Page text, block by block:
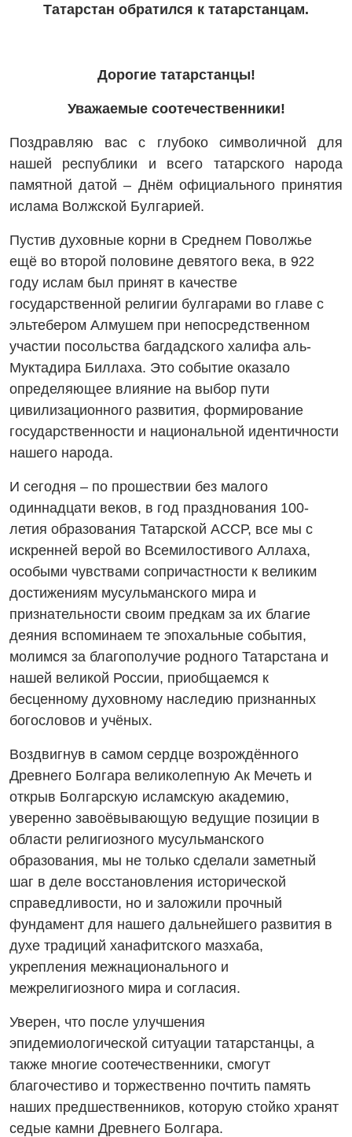
Татарстан обратился к татарстанцам.
Дорогие татарстанцы!
Уважаемые соотечественники!
Поздравляю вас с глубоко символичной для
нашей республики и всего татарского народа
памятной датой – Днём официального принятия
ислама Волжской Булгарией.
Пустив духовные корни в Среднем Поволжье
ещё во второй половине девятого века, в 922
году ислам был принят в качестве
государственной религии булгарами во главе с
эльтебером Алмушем при непосредственном
участии посольства багдадского халифа аль-
Муктадира Биллаха. Это событие оказало
определяющее влияние на выбор пути
цивилизационного развития, формирование
государственности и национальной идентичности
нашего народа.
И сегодня – по прошествии без малого
одиннадцати веков, в год празднования 100-
летия образования Татарской АССР, все мы с
искренней верой во Всемилостивого Аллаха,
особыми чувствами сопричастности к великим
достижениям мусульманского мира и
признательности своим предкам за их благие
деяния вспоминаем те эпохальные события,
молимся за благополучие родного Татарстана и
нашей великой России, приобщаемся к
бесценному духовному наследию признанных
богословов и учёных.
Воздвигнув в самом сердце возрождённого
Древнего Болгара великолепную Ак Мечеть и
открыв Болгарскую исламскую академию,
уверенно завоёвывающую ведущие позиции в
области религиозного мусульманского
образования, мы не только сделали заметный
шаг в деле восстановления исторической
справедливости, но и заложили прочный
фундамент для нашего дальнейшего развития в
духе традиций ханафитского мазхаба,
укрепления межнационального и
межрелигиозного мира и согласия.
Уверен, что после улучшения
эпидемиологической ситуации татарстанцы, а
также многие соотечественники, смогут
благочестиво и торжественно почтить память
наших предшественников, которую стойко хранят
седые камни Древнего Болгара.